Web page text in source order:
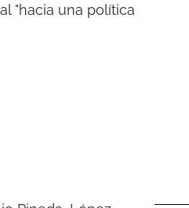
"hacia una política